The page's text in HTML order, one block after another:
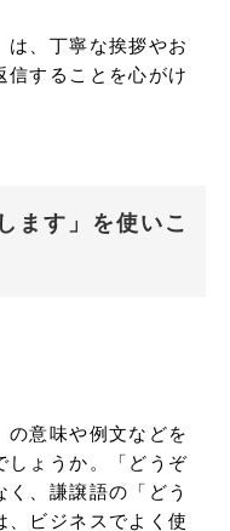
は、丁寧な挨拶やお
することを心がけ
ます」を使いこ
の意味や例文などを
しょうか。「どうぞ
、謙譲語の「どう
ビジネスでよく使